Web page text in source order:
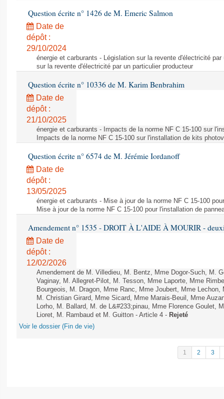
Question écrite n° 1426 de M. Emeric Salmon
Date de
dépôt :
29/10/2024
énergie et carburants - Législation sur la revente d'électricité
sur la revente d'électricité par un particulier producteur
Question écrite n° 10336 de M. Karim Benbrahim
Date de
dépôt :
21/10/2025
énergie et carburants - Impacts de la norme NF C 15-100 sur
Impacts de la norme NF C 15-100 sur l'installation de kits
Question écrite n° 6574 de M. Jérémie Iordanoff
Date de
dépôt :
13/05/2025
énergie et carburants - Mise à jour de la norme NF C 15-100
Mise à jour de la norme NF C 15-100 pour l'installation de
Amendement n° 1535 - DROIT À L'AIDE À MOURIR -
Date de
dépôt :
12/02/2026
Amendement de M. Villedieu, M. Bentz, Mme Dogor-Such, M.
Vaginay, M. Allegret-Pilot, M. Tesson, Mme Laporte, Mme
Bourgeois, M. Dragon, Mme Ranc, Mme Joubert, Mme
M. Christian Girard, Mme Sicard, Mme Marais-Beuil, Mme
Lorho, M. Ballard, M. de L&#233;pinau, Mme Florence Goulet,
Lioret, M. Rambaud et M. Guitton - Article 4 - Rejeté
Voir le dossier (Fin de vie)
1 2 3